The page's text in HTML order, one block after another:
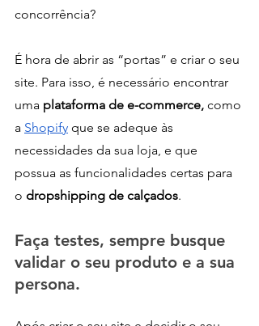
concorrência?
É hora de abrir as “portas” e criar o seu
site. Para isso, é necessário encontrar
uma plataforma de e-commerce, como
a Shopify que se adeque às
necessidades da sua loja, e que
possua as funcionalidades certas para
o dropshipping de calçados.
Faça testes, sempre busque
validar o seu produto e a sua
persona.